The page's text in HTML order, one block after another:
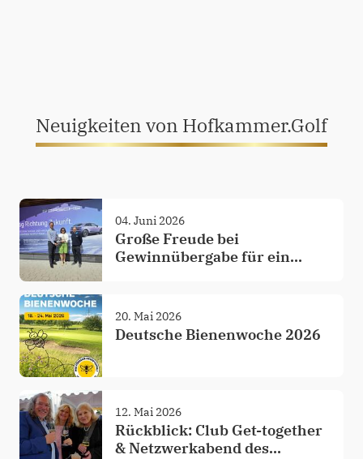
Neuigkeiten von Hofkammer.Golf
04. Juni 2026
Große Freude bei
Gewinnübergabe für ein
20. Mai 2026
Deutsche Bienenwoche 2026
12. Mai 2026
Rückblick: Club Get-together
& Netzwerkabend des